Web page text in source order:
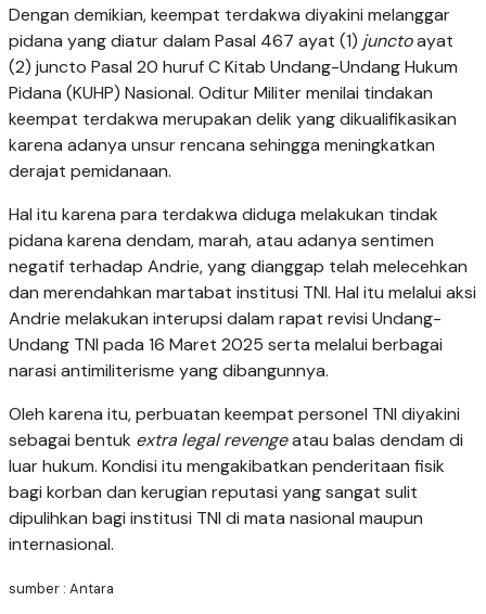
Dengan demikian, keempat terdakwa diyakini melanggar
pidana yang diatur dalam Pasal 467 ayat (1) junctoayat
(2) juncto Pasal 20 huruf C Kitab Undang-Undang Hukum
Pidana (KUHP) Nasional. Oditur Militer menilai tindakan
keempat terdakwa merupakan delik yang dikualifikasikan
karena adanya unsur rencana sehingga meningkatkan
derajat pemidanaan.
Hal itu karena para terdakwa diduga melakukan tindak
pidana karena dendam, marah, atau adanya sentimen
negatif terhadap Andrie, yang dianggap telah melecehkan
dan merendahkan martabat institusi TNI. Hal itu melalui aksi
Andrie melakukan interupsi dalam rapat revisi Undang-
Undang TNI pada 16 Maret 2025 serta melalui berbagai
narasi antimiliterisme yang dibangunnya.
Oleh karena itu, perbuatan keempat personel TNI diyakini
sebagai bentuk extra legal revengeatau balas dendam di
luar hukum. Kondisi itu mengakibatkan penderitaan fisik
bagi korban dan kerugian reputasi yang sangat sulit
dipulihkan bagi institusi TNI di mata nasional maupun
internasional.
sumber : Antara